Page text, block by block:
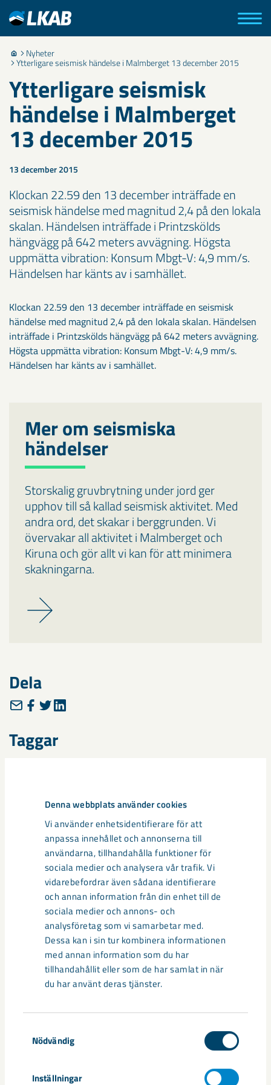
Denna webbplats använder cookies
Vi använder enhetsidentifierare för att
anpassa innehållet och annonserna till
användarna, tillhandahålla funktioner för
sociala medier och analysera vår trafik. Vi
vidarebefordrar även sådana identifierare
och annan information från din enhet till de
sociala medier och annons- och
analysföretag som vi samarbetar med.
Dessa kan i sin tur kombinera informationen
med annan information som du har
tillhandahållit eller som de har samlat in när
du har använt deras tjänster.
Nödvändig
Inställningar
Nyheter
Ytterligare seismisk händelse i Malmberget 13 december 2015
Ytterligare seismisk
händelse i Malmberget
13 december 2015
13 december 2015
Klockan 22.59 den 13 december inträffade en
seismisk händelse med magnitud 2,4 på den lokala
skalan. Händelsen inträffade i Printzskölds
hängvägg på 642 meters avvägning. Högsta
uppmätta vibration: Konsum Mbgt-V: 4,9 mm/s.
Händelsen har känts av i samhället.
Klockan 22.59 den 13 december inträffade en seismisk
händelse med magnitud 2,4 på den lokala skalan. Händelsen
inträffade i Printzskölds hängvägg på 642 meters avvägning.
Högsta uppmätta vibration: Konsum Mbgt-V: 4,9 mm/s.
Händelsen har känts av i samhället.
Mer om seismiska
händelser
Storskalig gruvbrytning under jord ger
upphov till så kallad seismisk aktivitet. Med
andra ord, det skakar i berggrunden. Vi
övervakar all aktivitet i Malmberget och
Kiruna och gör allt vi kan för att minimera
skakningarna.
Dela
Taggar
Relaterat innehåll
Så kan humanoida robotar öka
säkerheten i framtidens gruva